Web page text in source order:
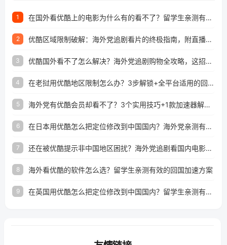
1 在国外看优酷上的电影为什么有的看不了？留学生亲测有效的回国加速方案
2 优酷区域限制破解：海外党追剧看片的终极指南，附直播欧冠+1905电影网解决方案
3 优酷国外看不了怎么解决？海外党追剧购物全攻略，这招亲测有效！
4 在老挝用优酷地区限制怎么办？3步解锁+全平台适用的回国加速器指南
5 海外党有优酷会员却看不了？3个实用技巧+1款加速器解决追剧&金融APP难题
6 在日本用优酷怎么把定位修改到中国国内？海外党亲测有效的回国加速指南
7 还在被优酷提示非中国地区困扰？海外党追剧看国内电影的正确打开方式
8 海外看优酷的软件怎么选？留学生亲测有效的回国加速方案
9 在英国用优酷怎么把定位修改到中国国内？留学生亲测有效的回国加速方案